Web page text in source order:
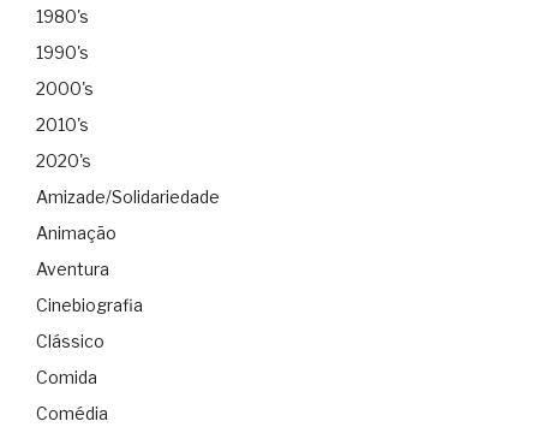
1980's
1990's
2000's
2010's
2020's
Amizade/Solidariedade
Animação
Aventura
Cinebiografia
Clássico
Comida
Comédia